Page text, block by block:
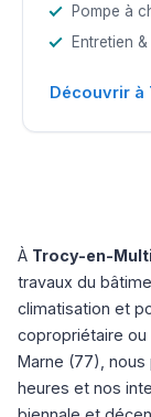
Pompe à
Entretien
Découvrir à
À Trocy-en-
travaux du
climatisation et
copropriétaire ou
Marne (77),
heures et nos